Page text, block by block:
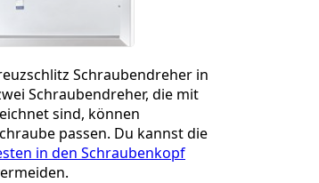
Abbrechen
Schraubendreher in
Schraubendreher, die mit
sind, können
passen. Du kannst die
in den Schraubenkopf